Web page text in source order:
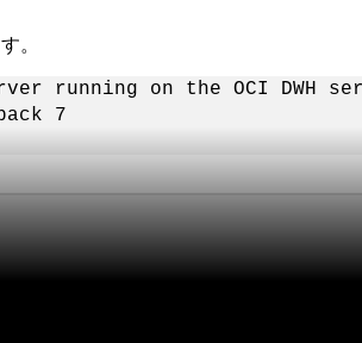
。
running on the OCI DWH
7